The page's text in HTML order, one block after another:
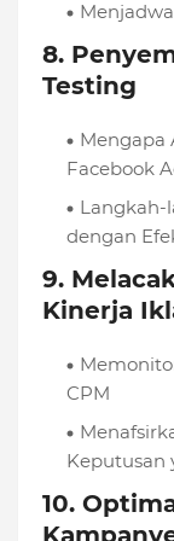
8.
Testing
Mengapa
Facebook
Langkah-
dengan
9.
Kinerja
CPM
Keputusan
10.